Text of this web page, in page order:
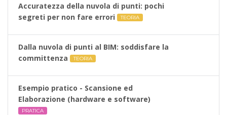
Accuratezza della nuvola di punti: pochi
segreti per non fare errori
TEORIA
Dalla nuvola di punti al BIM: soddisfare la
committenza
TEORIA
Esempio pratico - Scansione ed
Elaborazione (hardware e software)
PRATICA